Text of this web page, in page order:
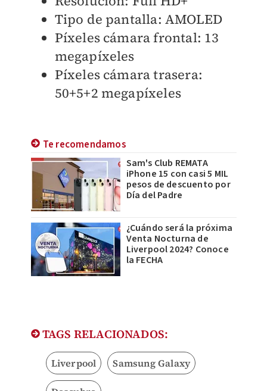
Tipo de pantalla: AMOLED
Píxeles cámara frontal: 13
megapíxeles
Píxeles cámara trasera:
50+5+2 megapíxeles
Te recomendamos
Sam's Club REMATA
iPhone 15 con casi 5 MIL
pesos de descuento por
Día del Padre
¿Cuándo será la próxima
Venta Nocturna de
Liverpool 2024? Conoce
la FECHA
TAGS RELACIONADOS:
Liverpool Samsung Galaxy